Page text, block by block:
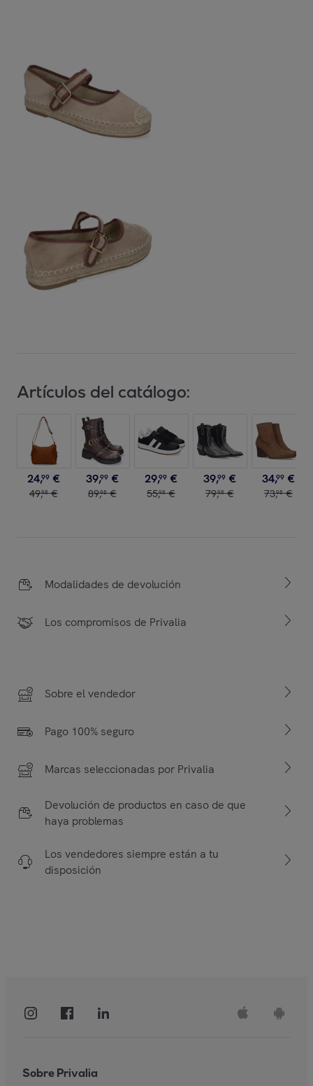
Artículos del catálogo:
24,99 €
49,98 €
39,99 €
89,98 €
29,99 €
55,98 €
39,99 €
79,98 €
34,99 €
73,98 €
Modalidades de devolución
Los compromisos de Privalia
Sobre el vendedor
Pago 100% seguro
Marcas seleccionadas por Privalia
Devolución de productos en caso de que
haya problemas
Los vendedores siempre están a tu
disposición
Sobre Privalia